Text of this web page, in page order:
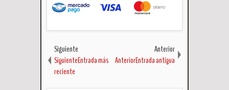
Siguiente
SiguienteEntrada más
reciente
Anterior
AnteriorEntrada antigua